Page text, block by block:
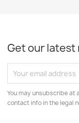
Get our latest
You may unsubscribe at
contact info in the legal